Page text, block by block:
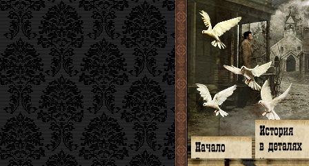
Главная
Книги